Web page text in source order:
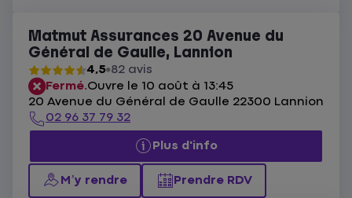
Matmut Assurances 20 Avenue du
Général de Gaulle, Lannion
4,5 82 avis
Fermé.Ouvre le 10 août à 13:45
20 Avenue du Général de Gaulle 22300 Lannion
02 96 37 79 32
Plus d'info
M’y rendre Prendre RDV